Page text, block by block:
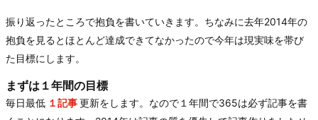
振り返ったところで抱負を書いていきます。ちなみに去年2014年の
抱負を見るとほとんど達成できてなかったので今年は現実味を帯び
た目標にします。
まずは１年間の目標
毎日最低 １記事更新をします。なので１年間で365は必ず記事を書